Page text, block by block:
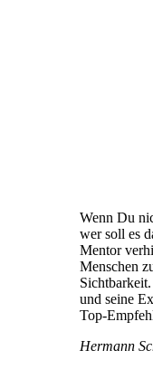
Wenn Du
wer soll es
Mentor
Menschen
und seine
Top-
Hermann